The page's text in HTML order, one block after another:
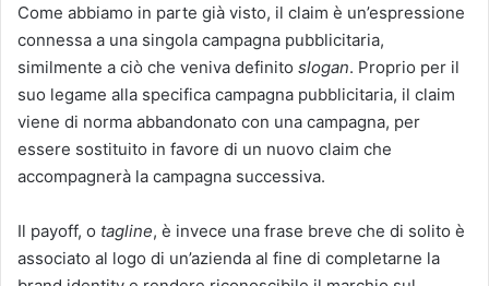
Come abbiamo in parte già visto, il claim è un’espressione
connessa a una singola campagna pubblicitaria,
similmente a ciò che veniva definito slogan. Proprio per il
suo legame alla specifica campagna pubblicitaria, il claim
viene di norma abbandonato con una campagna, per
essere sostituito in favore di un nuovo claim che
accompagnerà la campagna successiva.
Il payoff, o tagline, è invece una frase breve che di solito è
associato al logo di un’azienda al fine di completarne la